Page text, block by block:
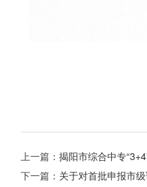
上一篇： 揭阳市综合中专
下一篇： 关于对首批申报市